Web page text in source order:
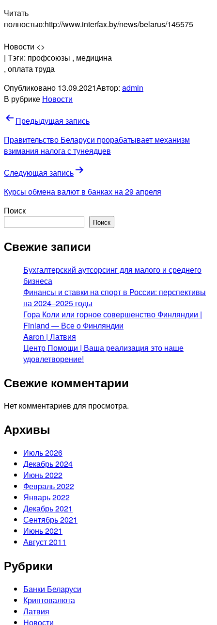
Читать
полностью:http://www.interfax.by/news/belarus/145575
Новости <>
| Тэги: профсоюзы , медицина
, оплата труда
Опубликовано 13.09.2021Автор: admin
В рубрике Новости
Навигация
по
записям
Предыдущая запись
Правительство Беларуси прорабатывает механизм
взимания налога с тунеядцев
Следующая запись
Курсы обмена валют в банках на 29 апреля
Поиск
Поиск
Свежие записи
Бухгалтерский аутсорсинг для малого и среднего
бизнеса
Финансы и ставки на спорт в России: перспективы
на 2024–2025 годы
Гора Коли или горное совершенство Финляндии |
Finland — Все о Финляндии
Aaron | Латвия
Центр Помощи | Ваша реализация это наше
удовлетворение!
Свежие комментарии
Нет комментариев для просмотра.
Архивы
Июль 2026
Декабрь 2024
Июнь 2022
Февраль 2022
Январь 2022
Декабрь 2021
Сентябрь 2021
Июнь 2021
Август 2011
Рубрики
Банки Беларуси
Криптовалюта
Латвия
Новости